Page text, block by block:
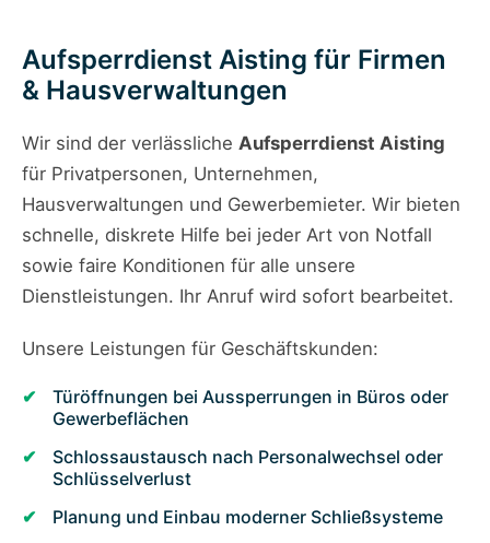
Aufsperrdienst Aisting für Firmen
& Hausverwaltungen
Wir sind der verlässliche Aufsperrdienst Aisting
für Privatpersonen, Unternehmen,
Hausverwaltungen und Gewerbemieter. Wir bieten
schnelle, diskrete Hilfe bei jeder Art von Notfall
sowie faire Konditionen für alle unsere
Dienstleistungen. Ihr Anruf wird sofort bearbeitet.
Unsere Leistungen für Geschäftskunden:
Türöffnungen bei Aussperrungen in Büros oder
Gewerbeflächen
Schlossaustausch nach Personalwechsel oder
Schlüsselverlust
Planung und Einbau moderner Schließsysteme